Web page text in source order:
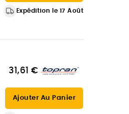
Expédition le 17 Août
31,61 €
Ajouter Au Panier